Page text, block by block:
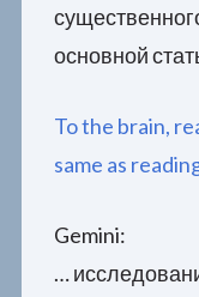
основной
To the brain,
same as
Gemini:
…